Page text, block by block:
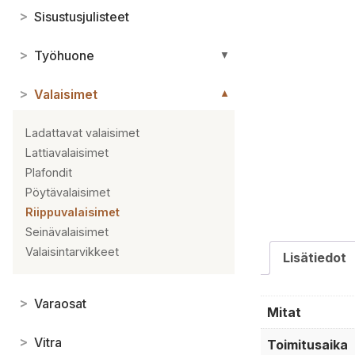
> Sisustusjulisteet
> Työhuone ▼
> Valaisimet ▼
Ladattavat valaisimet
Lattiavalaisimet
Plafondit
Pöytävalaisimet
Riippuvalaisimet
Seinävalaisimet
Valaisintarvikkeet
> Varaosat
> Vitra
Lisätiedot
Mitat
Toimitusaika